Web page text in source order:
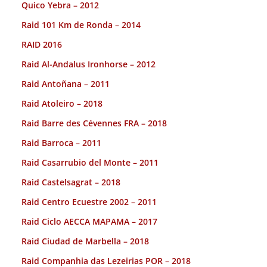
Quico Yebra – 2012
Raid 101 Km de Ronda – 2014
RAID 2016
Raid Al-Andalus Ironhorse – 2012
Raid Antoñana – 2011
Raid Atoleiro – 2018
Raid Barre des Cévennes FRA – 2018
Raid Barroca – 2011
Raid Casarrubio del Monte – 2011
Raid Castelsagrat – 2018
Raid Centro Ecuestre 2002 – 2011
Raid Ciclo AECCA MAPAMA – 2017
Raid Ciudad de Marbella – 2018
Raid Companhia das Lezeirias POR – 2018